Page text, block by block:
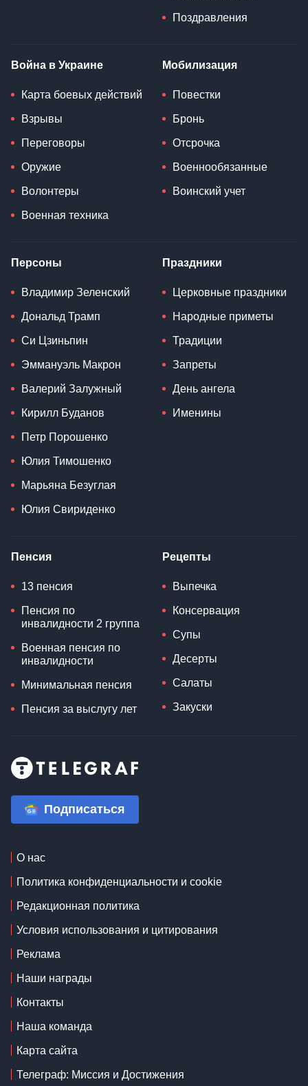
Поздравления
Война в Украине
Карта боевых действий
Взрывы
Переговоры
Оружие
Волонтеры
Военная техника
Мобилизация
Повестки
Бронь
Отсрочка
Военнообязанные
Воинский учет
Персоны
Владимир Зеленский
Дональд Трамп
Си Цзиньпин
Эммануэль Макрон
Валерий Залужный
Кирилл Буданов
Петр Порошенко
Юлия Тимошенко
Марьяна Безуглая
Юлия Свириденко
Праздники
Церковные праздники
Народные приметы
Традиции
Запреты
День ангела
Именины
Пенсия
13 пенсия
Пенсия по
инвалидности 2 группа
Военная пенсия по
инвалидности
Минимальная пенсия
Пенсия за выслугу лет
Рецепты
Выпечка
Консервация
Супы
Десерты
Салаты
Закуски
Подписаться
О нас
Политика конфиденциальности и cookie
Редакционная политика
Условия использования и цитирования
Реклама
Наши награды
Контакты
Наша команда
Карта сайта
Телеграф: Миссия и Достижения